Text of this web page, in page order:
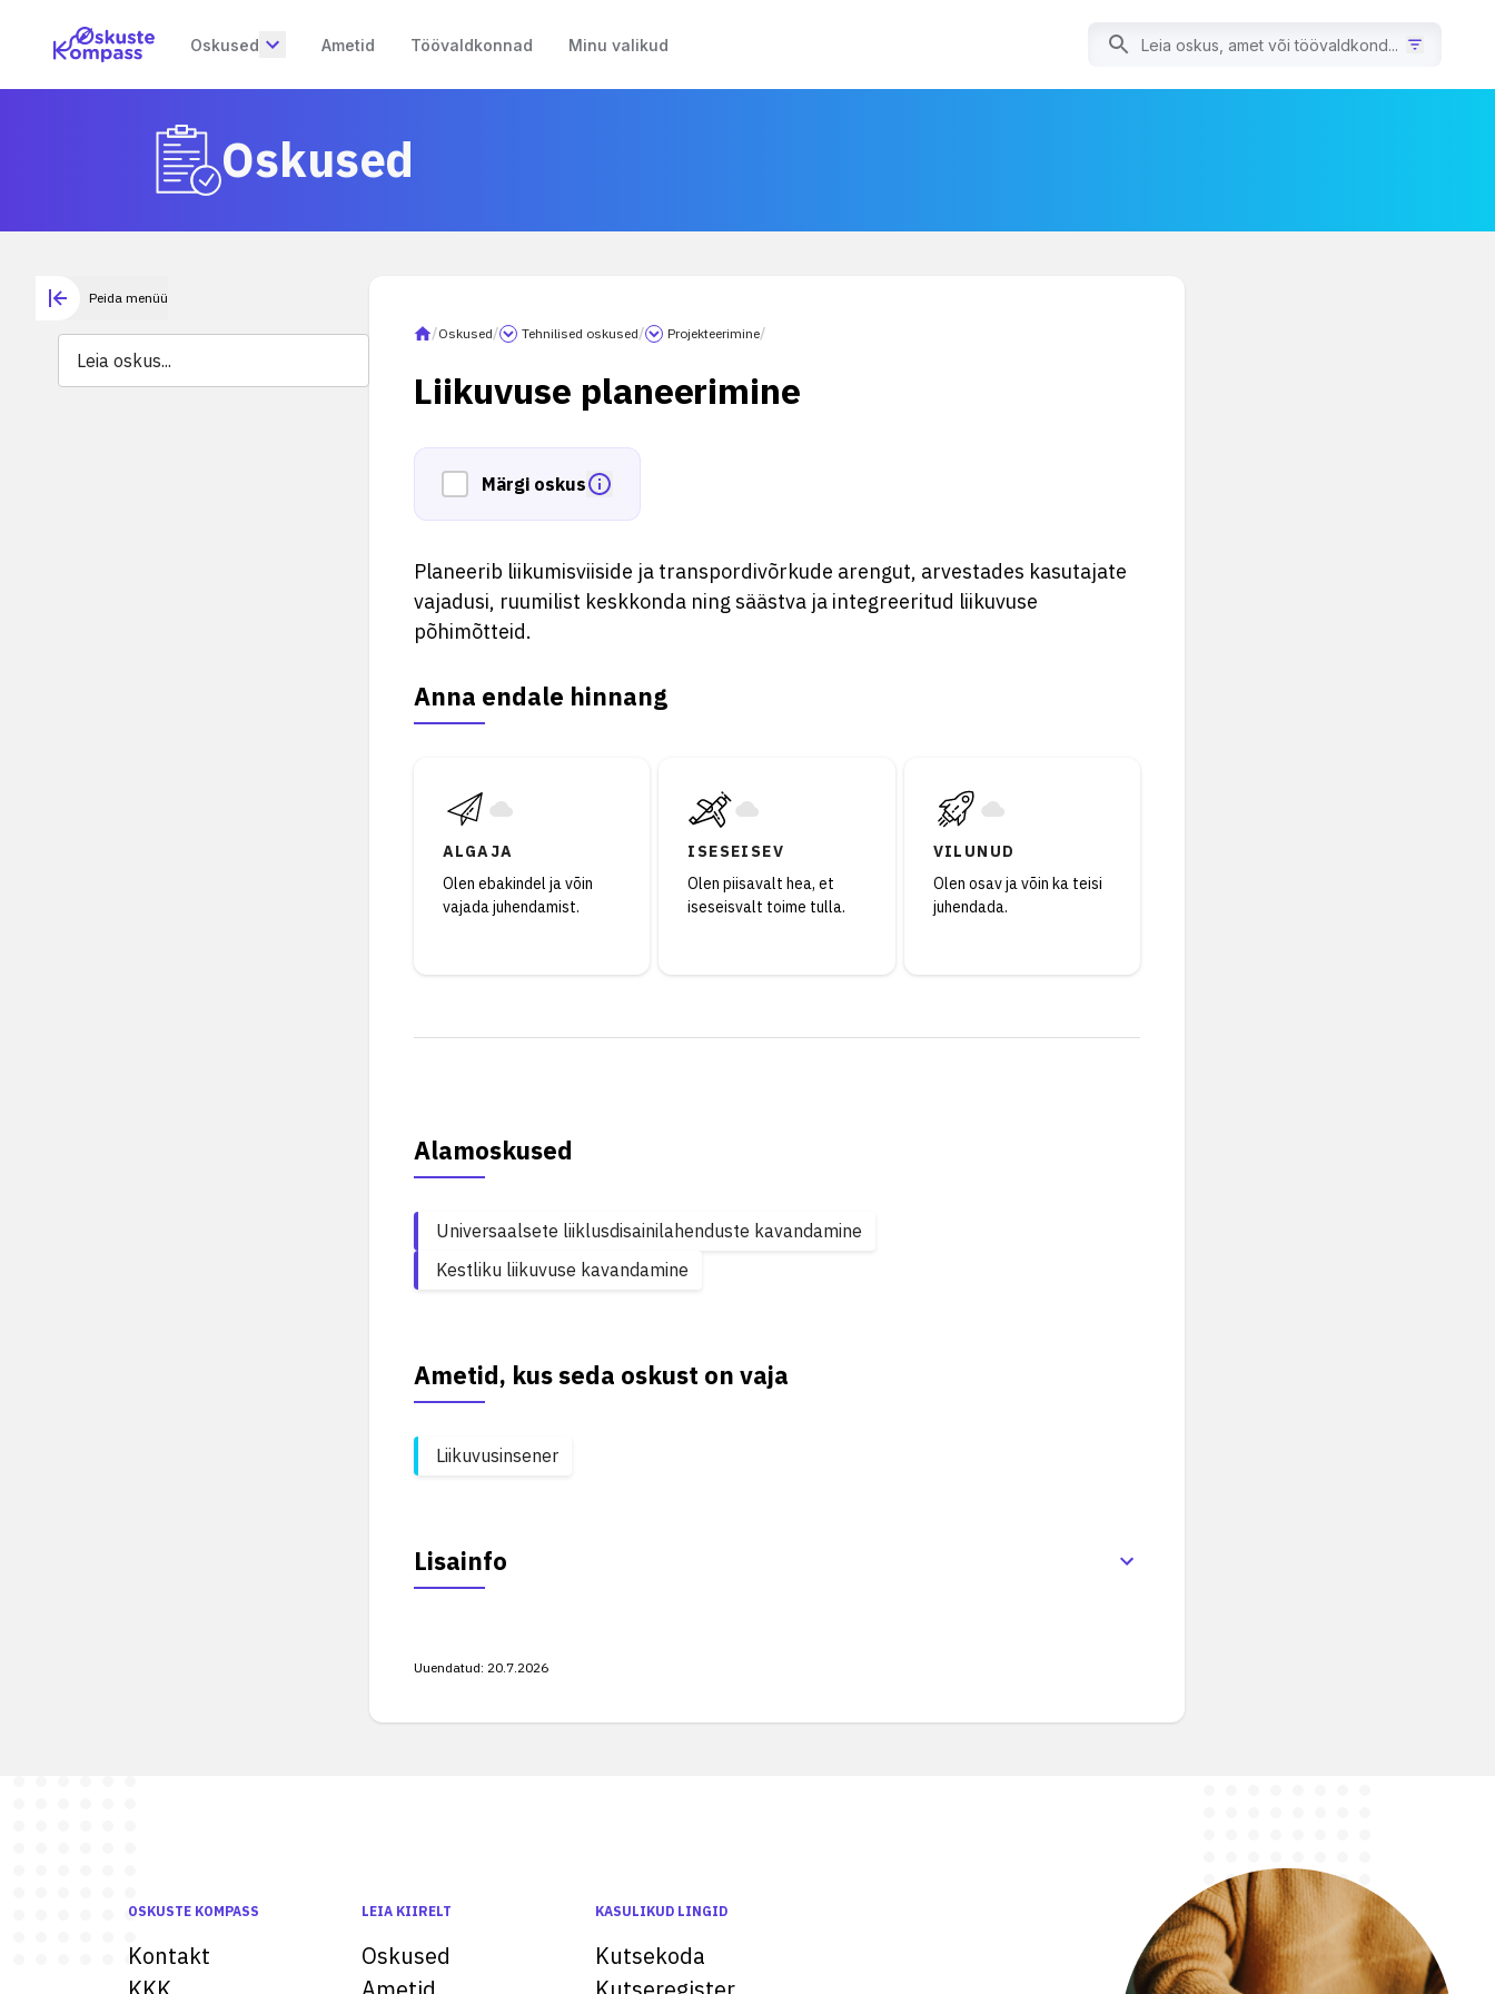
Oskused Ametid Töövaldkonnad Minu valikud
Oskused
Peida menüü
/Oskused/ Tehnilised oskused/ Projekteerimine/
Liikuvuse planeerimine
Märgi oskus
Planeerib liikumisviiside ja transpordivõrkude arengut, arvestades kasutajate
vajadusi, ruumilist keskkonda ning säästva ja integreeritud liikuvuse
põhimõtteid.
Anna endale hinnang
ALGAJA
Olen ebakindel ja võin
vajada juhendamist.
ISESEISEV
Olen piisavalt hea, et
iseseisvalt toime tulla.
VILUNUD
Olen osav ja võin ka teisi
juhendada.
Alamoskused
Universaalsete liiklusdisainilahenduste kavandamine
Kestliku liikuvuse kavandamine
Ametid, kus seda oskust on vaja
Liikuvusinsener
Lisainfo
Uuendatud: 20.7.2026
OSKUSTE KOMPASS
Kontakt
LEIA KIIRELT
Oskused
KASULIKUD LINGID
Kutsekoda